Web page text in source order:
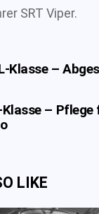
SRT Viper.
Klasse –
– Pflege
LIKE